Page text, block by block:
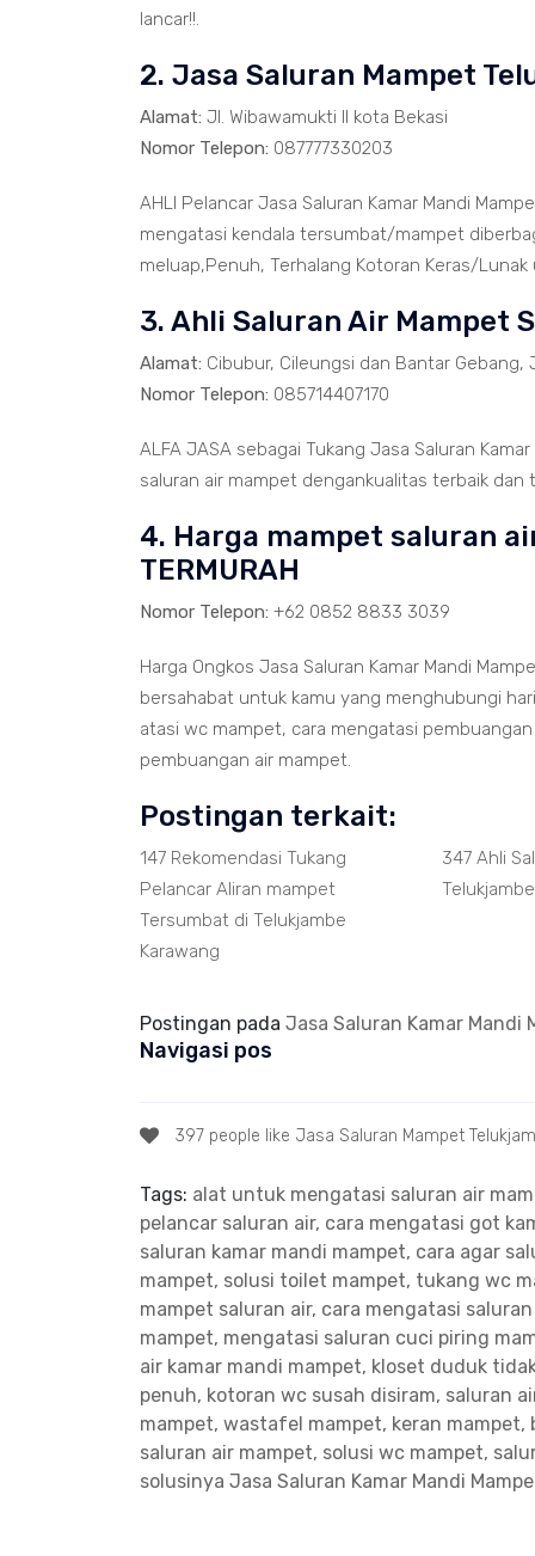
lancar!!.
2. Jasa Saluran Mampet
Alamat: Jl. Wibawamukti II kota Bekasi
Nomor Telepon: 087777330203
AHLI Pelancar Jasa Saluran Kamar Mandi
mengatasi kendala tersumbat/mampet
meluap,Penuh, Terhalang Kotoran Keras/Lunak
3. Ahli Saluran Air Mampet
Alamat: Cibubur, Cileungsi dan Bantar Gebang,
Nomor Telepon: 085714407170
ALFA JASA sebagai Tukang Jasa Saluran
saluran air mampet dengankualitas terbaik
4. Harga mampet saluran
TERMURAH
Nomor Telepon: +62 0852 8833 3039
Harga Ongkos Jasa Saluran Kamar Mandi
bersahabat untuk kamu yang menghubungi
atasi wc mampet, cara mengatasi
pembuangan air mampet.
Postingan terkait:
147 Rekomendasi Tukang
Pelancar Aliran mampet
Tersumbat di Telukjambe
Karawang
347 Ahli
Postingan pada Jasa Saluran Kamar Mandi
Navigasi pos
397 people like Jasa Saluran Mampet
Tags: alat untuk mengatasi saluran air
pelancar saluran air, cara mengatasi got
saluran kamar mandi mampet, cara agar
mampet, solusi toilet mampet, tukang wc
mampet saluran air, cara mengatasi
mampet, mengatasi saluran cuci piring
air kamar mandi mampet, kloset duduk
penuh, kotoran wc susah disiram, saluran
mampet, wastafel mampet, keran
saluran air mampet, solusi wc mampet,
solusinya Jasa Saluran Kamar Mandi